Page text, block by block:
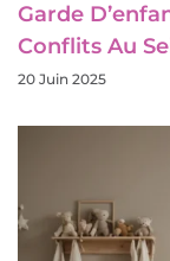
Garde
Conflits Au
20 Juin 2025